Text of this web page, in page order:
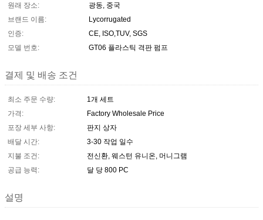
원래 장소:
광동, 중국
브랜드 이름:
Lycorrugated
인증:
CE, ISO,TUV, SGS
모델 번호:
GT06 플라스틱 격판 펌프
결제 및 배송 조건
최소 주문 수량:
1개 세트
가격:
Factory Wholesale Price
포장 세부 사항:
판지 상자
배달 시간:
3-30 작업 일수
지불 조건:
전신환, 웨스턴 유니온, 머니그램
공급 능력:
달 당 800 PC
설명